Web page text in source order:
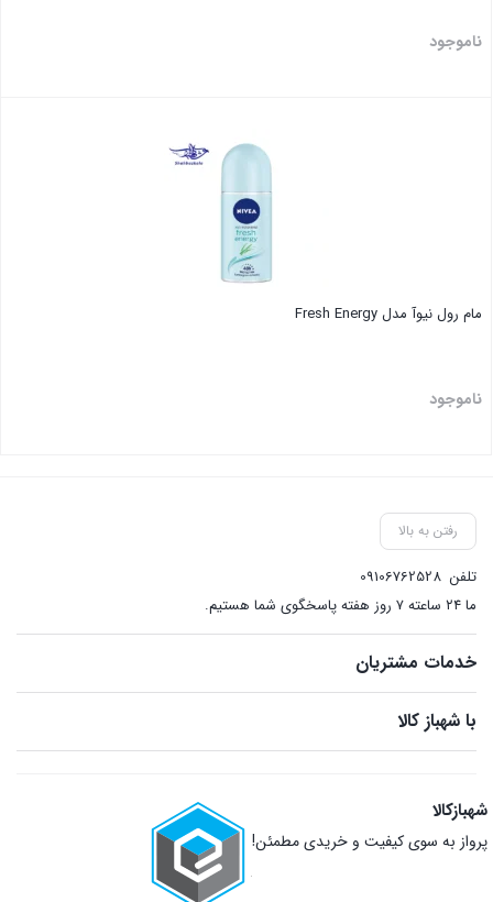
ناموجود
مام رول نیوآ مدل Fresh Energy
ناموجود
رفتن به بالا
تلفن 09106762528
ما ۲۴ ساعته ۷ روز هفته پاسخگوی شما هستیم.
خدمات مشتریان
با شهباز کالا
شهبازکالا
پرواز به سوی کیفیت و خریدی مطمئن!